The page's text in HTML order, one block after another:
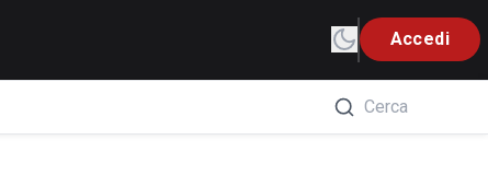
Accedi